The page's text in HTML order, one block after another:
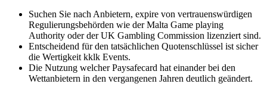
Suchen Sie nach Anbietern, expire von vertrauenswürdigen
Regulierungsbehörden wie der Malta Game playing
Authority oder der UK Gambling Commission lizenziert sind.
Entscheidend für den tatsächlichen Quotenschlüssel ist sicher
die Wertigkeit kklk Events.
Die Nutzung welcher Paysafecard hat einander bei den
Wettanbietern in den vergangenen Jahren deutlich geändert.